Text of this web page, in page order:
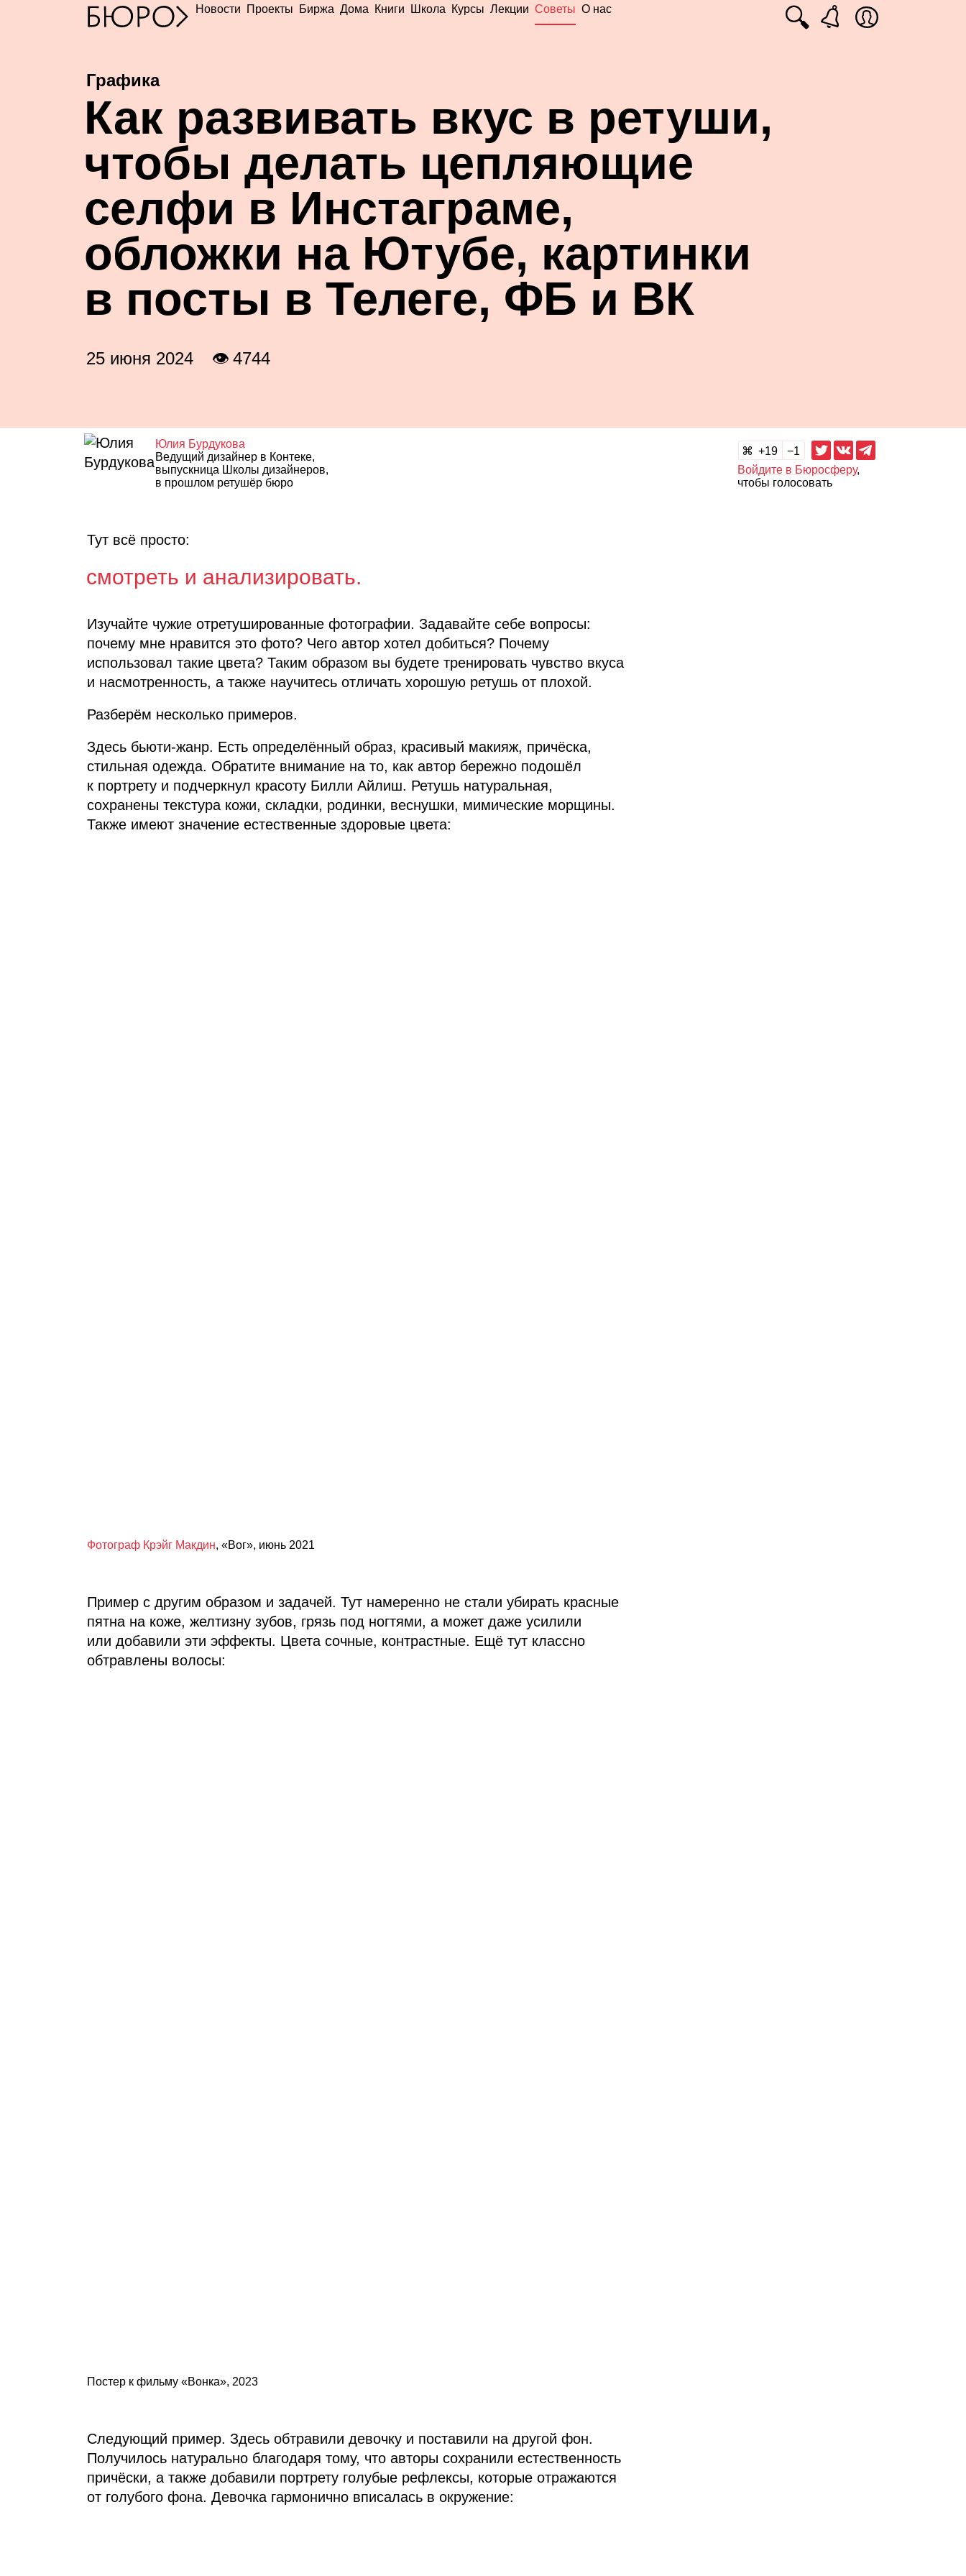
Новости Проекты Биржа Дома Книги Школа Курсы Лекции Советы О нас 🔍
Графика
Как развивать вкус в ретуши,
чтобы делать цепляющие
селфи в Инстаграме,
обложки на Ютубе, картинки
в посты в Телеге, ФБ и ВК
25 июня 2024 👁 4744
Юлия Бурдукова
Ведущий дизайнер в Контеке,
выпускница Школы дизайнеров,
в прошлом ретушёр бюро
19
1
Войдите в Бюросферу,
чтобы голосовать
Тут всё просто:
смотреть и анализировать.
Изучайте чужие отретушированные фотографии. Задавайте себе вопросы:
почему мне нравится это фото? Чего автор хотел добиться? Почему
использовал такие цвета? Таким образом вы будете тренировать чувство вкуса
и насмотренность, а также научитесь отличать хорошую ретушь от плохой.
Разберём несколько примеров.
Здесь бьюти‑жанр. Есть определённый образ, красивый макияж, причёска,
стильная одежда. Обратите внимание на то, как автор бережно подошёл
к портрету и подчеркнул красоту Билли Айлиш. Ретушь натуральная,
сохранены текстура кожи, складки, родинки, веснушки, мимические морщины.
Также имеют значение естественные здоровые цвета:
Фотограф Крэйг Макдин, «Вог», июнь 2021
Пример с другим образом и задачей. Тут намеренно не стали убирать красные
пятна на коже, желтизну зубов, грязь под ногтями, а может даже усилили
или добавили эти эффекты. Цвета сочные, контрастные. Ещё тут классно
обтравлены волосы:
Постер к фильму «Вонка», 2023
Следующий пример. Здесь обтравили девочку и поставили на другой фон.
Получилось натурально благодаря тому, что авторы сохранили естественность
причёски, а также добавили портрету голубые рефлексы, которые отражаются
от голубого фона. Девочка гармонично вписалась в окружение: